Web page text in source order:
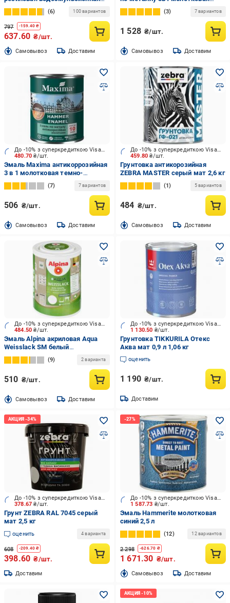
Kompozit UNIFLEX мат графит
3,5 кг
6 100 вариантов
797 -159.40 ₴
637.60 ₴/шт.
Cамовывоз Доставим
темно-коричневый глянец 2,3 кг
3 7 вариантов
1 528 ₴/шт.
Cамовывоз Доставим
480.70₴/шт.
До -10% з суперкредиткою Visa Вигода
Эмаль Maxima антикоррозийная
3 в 1 молотковая темно-
коричневый глянец 0,75 л
7 7 вариантов
506 ₴/шт.
Cамовывоз Доставим
459.80₴/шт.
До -10% з суперкредиткою Visa Вигода
Грунтовка антикорозийная
ZEBRA MASTER серый мат 2,6 кг
1 5 вариантов
484 ₴/шт.
Cамовывоз Доставим
484.50₴/шт.
До -10% з суперкредиткою Visa Вигода
Эмаль Alpina акриловая Aqua
Weisslack SM белый
шелковистый мат 0,75 л
9 2 варианта
510 ₴/шт.
Cамовывоз Доставим
1 130.50 ₴/шт.
До -10% з суперкредиткою Visa Вигода
Грунтовка TIKKURILA Отекс
Аква мат 0,9 л 1,06 кг
оценить
1 190 ₴/шт.
Доставим
378.67₴/шт.
До -10% з суперкредиткою Visa Вигода
Грунт ZEBRA RAL 7045 серый
мат 2,5 кг
оценить 4 варианта
608 -209.40 ₴
398.60 ₴/шт.
Доставим
1 587.73 ₴/шт.
До -10% з суперкредиткою Visa Вигода
Эмаль Hammerite молотковая
синий 2,5 л
12 12 вариантов
2 298 -626.70 ₴
1 671.30 ₴/шт.
Cамовывоз Доставим